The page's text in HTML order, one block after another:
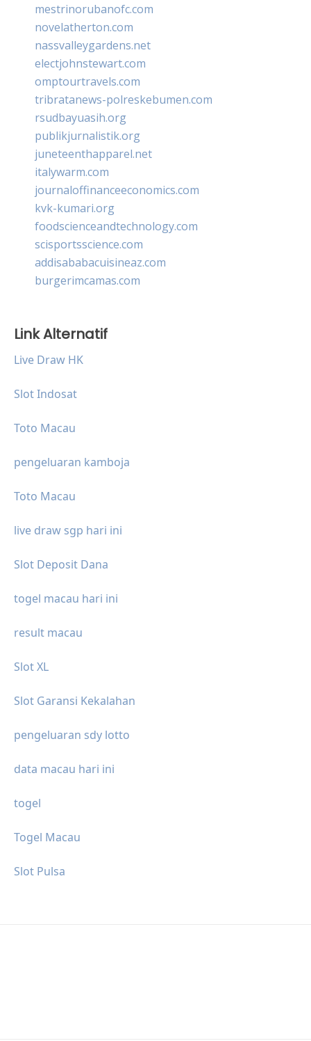
mestrinorubanofc.com
novelatherton.com
nassvalleygardens.net
electjohnstewart.com
omptourtravels.com
tribratanews-polreskebumen.com
rsudbayuasih.org
publikjurnalistik.org
juneteenthapparel.net
italywarm.com
journaloffinanceeconomics.com
kvk-kumari.org
foodscienceandtechnology.com
scisportsscience.com
addisababacuisineaz.com
burgerimcamas.com
Link Alternatif
Live Draw HK
Slot Indosat
Toto Macau
pengeluaran kamboja
Toto Macau
live draw sgp hari ini
Slot Deposit Dana
togel macau hari ini
result macau
Slot XL
Slot Garansi Kekalahan
pengeluaran sdy lotto
data macau hari ini
togel
Togel Macau
Slot Pulsa